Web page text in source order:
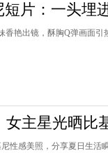
短片：一头埋
香艳出镜，酥胸Q弹画面引
主星光晒比
性感美照，分享夏日生活